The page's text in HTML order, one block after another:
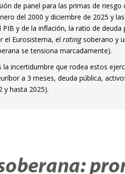
de panel para las primas de riesgo
del 2000 y diciembre de 2025 y
y de la inflación, la ratio de
el Eurosistema, el ratingsoberano y
se tensiona marcadamente).
incertidumbre que rodea estos
a 3 meses, deuda pública,
y hasta 2025).